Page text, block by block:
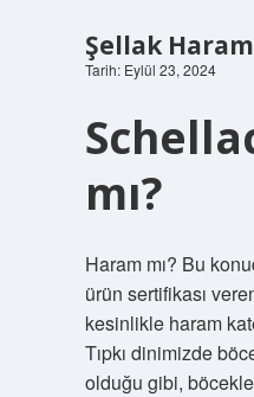
Şellak Haram
Tarih: Eylül 23, 2024
mı?
Haram mı? Bu
ürün sertifikası
kesinlikle haram
Tıpkı dinimizde
olduğu gibi,